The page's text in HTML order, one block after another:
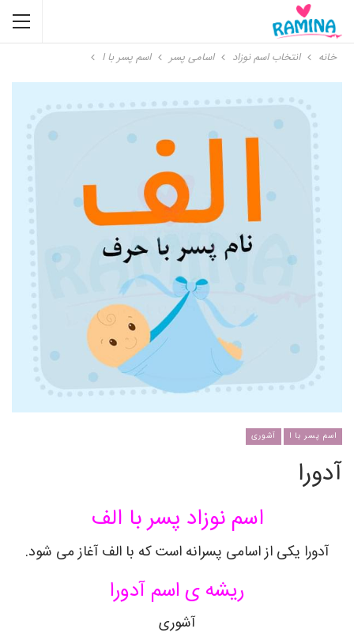
خانه انتخاب اسم نوزاد اسامی پسر اسم پسر با ا
اسم پسر با ا آشوری
آدورا
اسم نوزاد پسر با الف
آدورا یکی از اسامی پسرانه است که با الف آغاز می شود.
ریشه ی اسم آدورا
آشوری